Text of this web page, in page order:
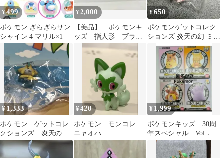
¥499
ポケモン ぎらぎらサン
シャイン 4 マリル×1
¥2,000
【美品】 ポケモンキ
ッズ 指人形 ブラッ
キー クリア
¥650
ポケモンゲットコレク
ションズ 炎天の幻 ミュ
¥1,333
ポケモン ゲットコレ
クションズ 炎天の
幻 ジラーチ
¥420
ポケモン モンコレ
ニャオハ
¥ 1,999
ポケモンキッズ 30周
年スペシャル Vol．2
編 Pokémon 4箱セット